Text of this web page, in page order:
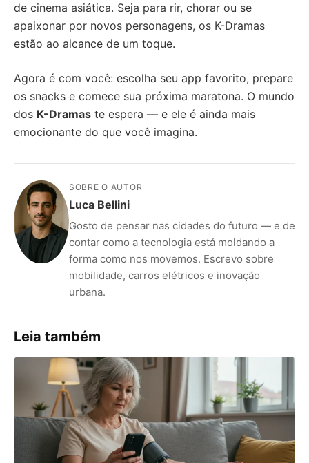
de cinema asiática. Seja para rir, chorar ou se
apaixonar por novos personagens, os K-Dramas
estão ao alcance de um toque.
Agora é com você: escolha seu app favorito, prepare
os snacks e comece sua próxima maratona. O mundo
dos K-Dramas te espera — e ele é ainda mais
emocionante do que você imagina.
SOBRE O AUTOR
Luca Bellini
Gosto de pensar nas cidades do futuro — e de
contar como a tecnologia está moldando a
forma como nos movemos. Escrevo sobre
mobilidade, carros elétricos e inovação
urbana.
Leia também